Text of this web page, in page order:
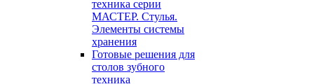
техника серии
МАСТЕР. Стулья.
Элементы системы
хранения
Готовые решения для
столов зубного
техника